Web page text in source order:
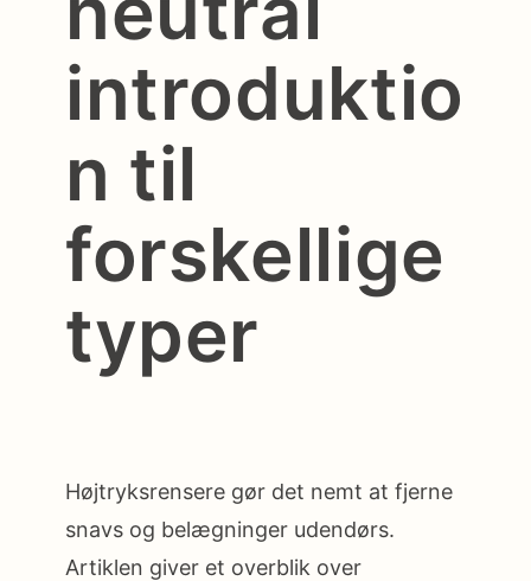
introduktio
n til
forskellige
typer
Højtryksrensere gør det nemt at fjerne
snavs og belægninger udendørs.
Artiklen giver et overblik over